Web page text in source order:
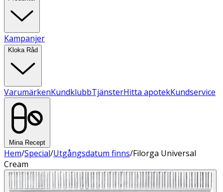
Kampanjer
Kloka Råd
VarumärkenKundklubbTjänsterHitta apotekKundservice
Mina Recept
Hem/Special/Utgångsdatum finns/Filorga Universal
Cream